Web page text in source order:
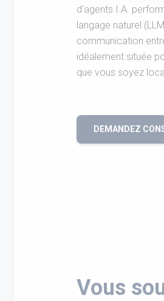
d'agents I.A.
langage naturel
communication
idéalement située
que vous soyez
DEMANDEZ
Vous